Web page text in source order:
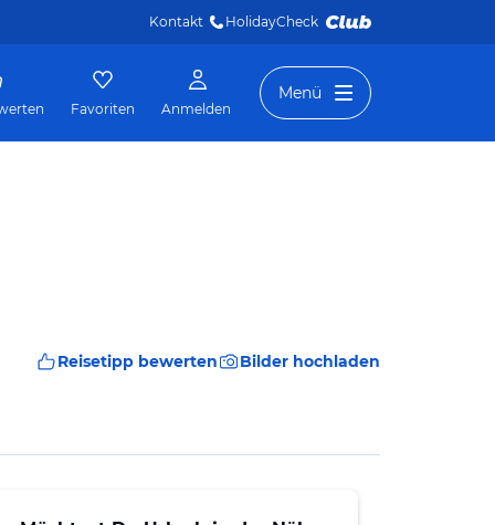
Kontakt HolidayCheck
Favoriten Anmelden
Menü
Reisetipp bewerten Bilder hochladen